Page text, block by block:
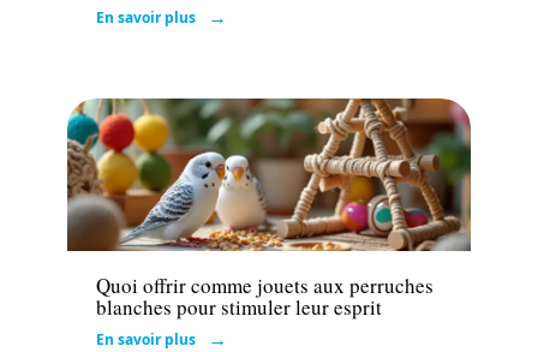
En savoir plus
Actu
Quoi offrir comme jouets aux perruches
blanches pour stimuler leur esprit
En savoir plus